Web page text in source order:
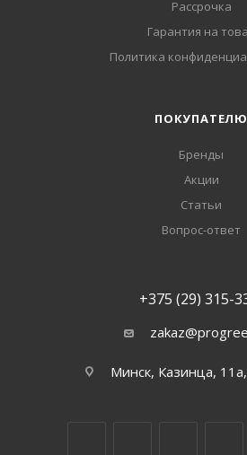
Рассрочка
Гарантия на
Политика
ПОКУПАТЕЛЮ
Бренды
Акции
Статьи
Вопрос-ответ
+375 (29) 315-
Минск, Казинца,